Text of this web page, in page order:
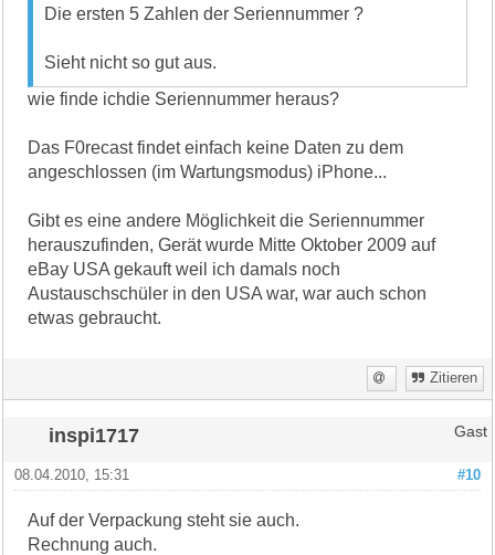
Die ersten 5 Zahlen der Seriennummer ?
Sieht nicht so gut aus.
wie finde ichdie Seriennummer heraus?
Das F0recast findet einfach keine Daten zu dem
angeschlossen (im Wartungsmodus) iPhone...
Gibt es eine andere Möglichkeit die Seriennummer
herauszufinden, Gerät wurde Mitte Oktober 2009 auf
eBay USA gekauft weil ich damals noch
Austauschschüler in den USA war, war auch schon
etwas gebraucht.
Zitieren
inspi1717 Gast
#10
08.04.2010, 15:31
Auf der Verpackung steht sie auch.
Rechnung auch.